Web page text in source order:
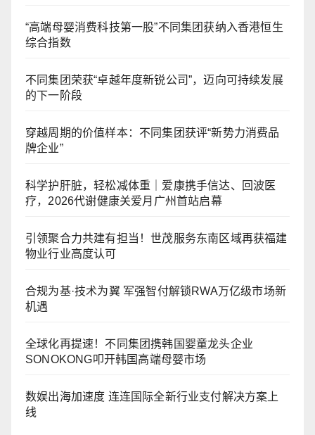
“高端母婴消费科技第一股”不同集团获纳入香港恒生
综合指数
不同集团荣获“卓越年度新锐公司”，迈向可持续发展
的下一阶段
穿越周期的价值样本：不同集团获评“新势力消费品
牌企业”
科学护肝脏，轻松减体重｜爱康携手信达、回波医
疗，2026代谢健康关爱月广州首站启幕
引领聚合力共建有担当！世茂服务东南区域再获福建
物业行业高度认可
合规为基·技术为翼 军强智付解锁RWA万亿级市场新
机遇
全球化再提速！不同集团携韩国婴童龙头企业
SONOKONG叩开韩国高端母婴市场
数娱出海加速度 连连国际全新行业支付解决方案上
线